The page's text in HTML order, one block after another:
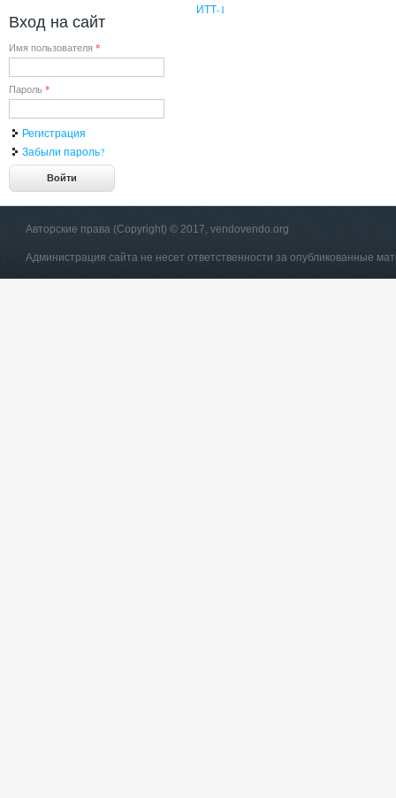
ИТТ-1
Вход на сайт
Имя пользователя *
Пароль *
Регистрация
Забыли пароль?
Авторские права (Copyright) © 2017, vendovendo.org
Администрация сайта не несет ответственности за опубликованные